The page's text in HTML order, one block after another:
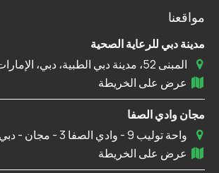
مواقعنا
مدينة دبي للرعاية الصحية
المبنى 52، مدينة دبي الطبية، دبي، الإمارات العربية المتحدة
عرض على الخريطة
مجان وادي الصفا
واحة توليب 9 - وادي الصفا 3 - مجان - دبي
عرض على الخريطة